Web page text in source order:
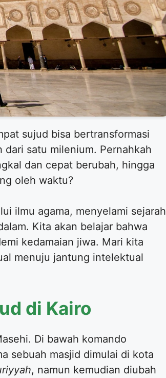
sujud bisa bertransformasi
satu milenium. Pernahkah
dan cepat berubah, hingga
oleh waktu?
ilmu agama, menyelami sejarah
Kita akan belajar bahwa
kedamaian jiwa. Mari kita
menuju jantung intelektual
di Kairo
Di bawah komando
sebuah masjid dimulai di kota
, namun kemudian diubah